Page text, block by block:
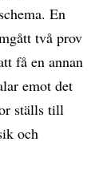
En
två prov
få en annan
emot det
ställs till
och